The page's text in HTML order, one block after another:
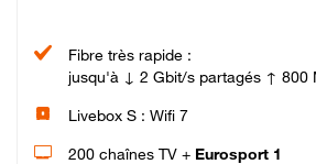
Fibre très rapide :
jusqu'à ↓ 2 Gbit/s partagés ↑ 800
Livebox S : Wifi 7
200 chaînes TV + Eurosport 1